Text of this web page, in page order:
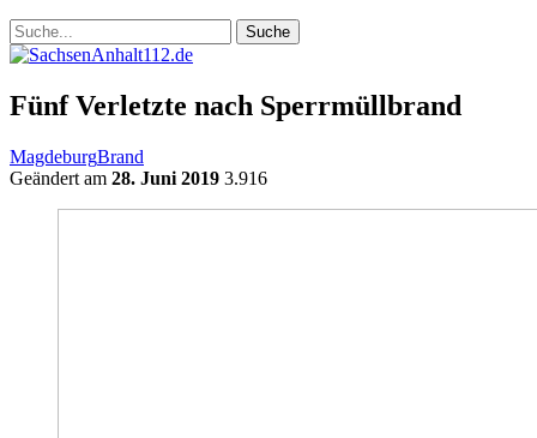
Fünf Verletzte nach Sperrmüllbrand
MagdeburgBrand
Geändert am 28. Juni 2019 3.916